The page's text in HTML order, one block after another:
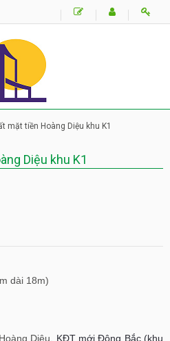
mặt tiền Hoàng Diệu khu K1
Diệu khu K1
dài 18m)
Diệu, KĐT mới Đông Bắc (khu